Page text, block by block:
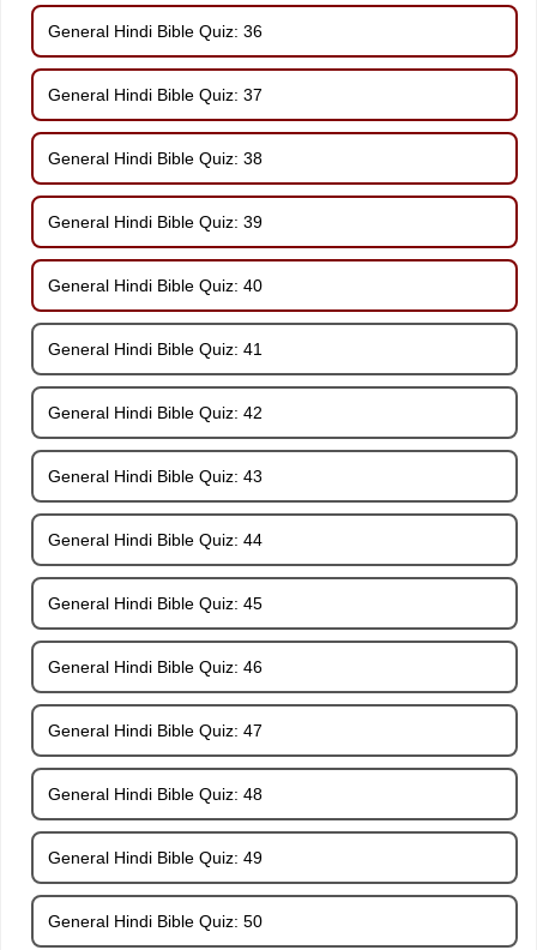
General Hindi Bible Quiz: 36
General Hindi Bible Quiz: 37
General Hindi Bible Quiz: 38
General Hindi Bible Quiz: 39
General Hindi Bible Quiz: 40
General Hindi Bible Quiz: 41
General Hindi Bible Quiz: 42
General Hindi Bible Quiz: 43
General Hindi Bible Quiz: 44
General Hindi Bible Quiz: 45
General Hindi Bible Quiz: 46
General Hindi Bible Quiz: 47
General Hindi Bible Quiz: 48
General Hindi Bible Quiz: 49
General Hindi Bible Quiz: 50